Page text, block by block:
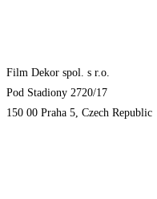
Film Dekor spol. s r.o.
Pod Stadiony 2720/17
150 00 Praha 5, Czech Republic